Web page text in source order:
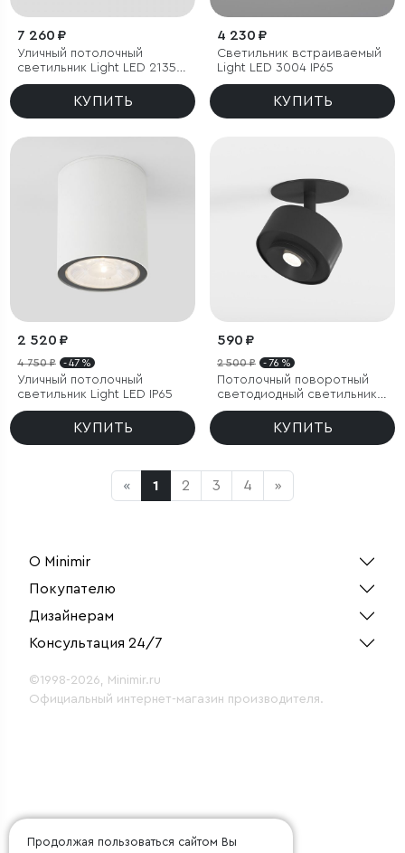
7 260 ₽
Уличный потолочный
светильник Light LED 2135
IP65
КУПИТЬ
4 230 ₽
Светильник встраиваемый
Light LED 3004 IP65
КУПИТЬ
2 520 ₽
4 750 ₽ - 47 %
Уличный потолочный
светильник Light LED IP65
КУПИТЬ
590 ₽
2 500 ₽ - 76 %
Потолочный поворотный
светодиодный светильник
Only 6W 4000K чёрный
КУПИТЬ
« 1 2 3 4 »
О Minimir
Покупателю
Дизайнерам
Консультация 24/7
©1998-2026, Minimir.ru
Официальный интернет-магазин производителя.
Продолжая пользоваться сайтом Вы